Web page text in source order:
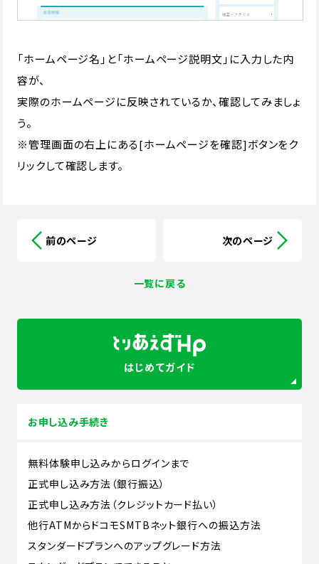
「ホームページ名」と「ホームページ説明文」に入力した内
容が、
実際のホームページに反映されているか、確認してみましょ
う。
※管理画面の右上にある[ホームページを確認]ボタンをク
リックして確認します。
前のページ
一覧に戻る
次のページ
はじめてガイド
お申し込み手続き
無料体験申し込みからログインまで
正式申し込み方法（銀行振込）
正式申し込み方法（クレジットカード払い）
他行ATMからドコモSMTBネット銀行への振込方法
スタンダードプランへのアップグレード方法